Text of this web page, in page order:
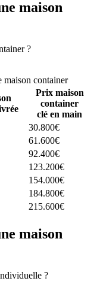
maison
?
maison container
Prix maison
container
clé en main
30.800€
61.600€
92.400€
123.200€
154.000€
184.800€
215.600€
maison
?